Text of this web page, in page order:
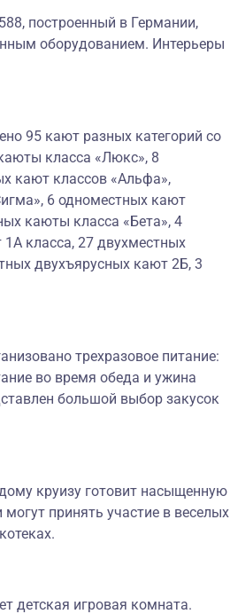
построенный в Германии,
оборудованием. Интерьеры
95 кают разных категорий со
класса «Люкс», 8
кают классов «Альфа»,
6 одноместных кают
каюты класса «Бета», 4
класса, 27 двухместных
двухъярусных кают 2Б, 3
трехразовое питание:
во время обеда и ужина
большой выбор закусок
круизу готовит насыщенную
принять участие в веселых
детская игровая комната.